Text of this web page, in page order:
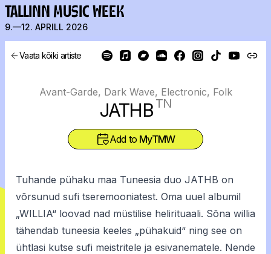
TALLINN MUSIC WEEK
9.—12. APRILL 2026
Vaata kõiki artiste
Avant-Garde, Dark Wave, Electronic, Folk
JATHB TN
Add to MyTMW
Tuhande pühaku maa Tuneesia duo JATHB on
võrsunud sufi tseremooniatest. Oma uuel albumil
„WILLIA“ loovad nad müstilise helirituaali. Sõna willia
tähendab tuneesia keeles „pühakuid“ ning see on
ühtlasi kutse sufi meistritele ja esivanematele. Nende